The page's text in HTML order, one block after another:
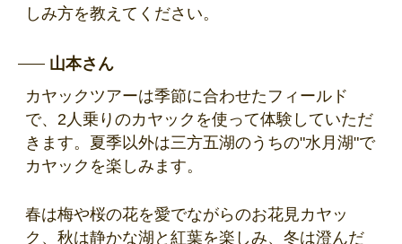
しみ方を教えてください。
山本さん
カヤックツアーは季節に合わせたフィールド
で、2人乗りのカヤックを使って体験していただ
きます。夏季以外は三方五湖のうちの"水月湖"で
カヤックを楽しみます。
春は梅や桜の花を愛でながらのお花見カヤッ
ク、秋は静かな湖と紅葉を楽しみ、冬は澄んだ